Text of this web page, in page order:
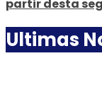
partir desta
Ultimas